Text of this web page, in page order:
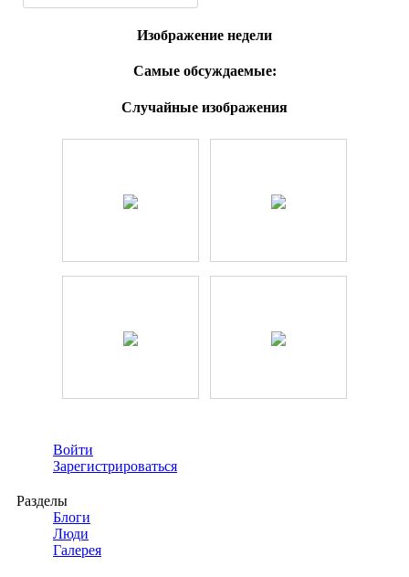
Изображение недели
Самые обсуждаемые:
Случайные изображения
Войти
Зарегистрироваться
Разделы
Блоги
Люди
Галерея